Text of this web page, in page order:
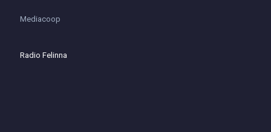
Mediacoop
Radio Felinna